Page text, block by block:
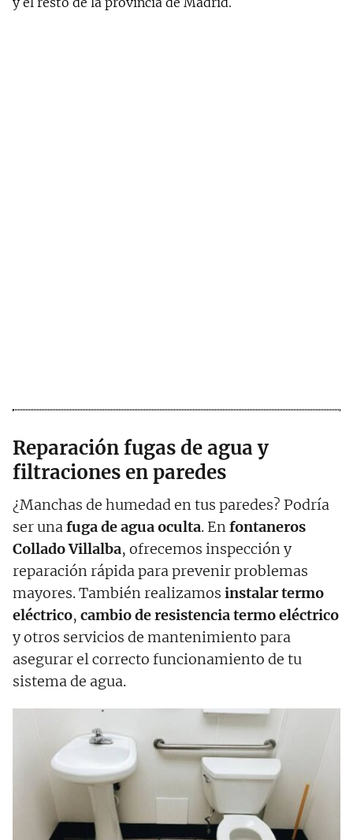
Reparación fugas de agua y
filtraciones en paredes
¿Manchas de humedad en tus paredes? Podría
ser unafuga de agua oculta. Enfontaneros
Collado Villalba, ofrecemos inspección y
reparación rápida para prevenir problemas
mayores. También realizamos instalar termo
eléctrico, cambio de resistencia termo eléctrico
y otros servicios de mantenimiento para
asegurar el correcto funcionamiento de tu
sistema de agua.